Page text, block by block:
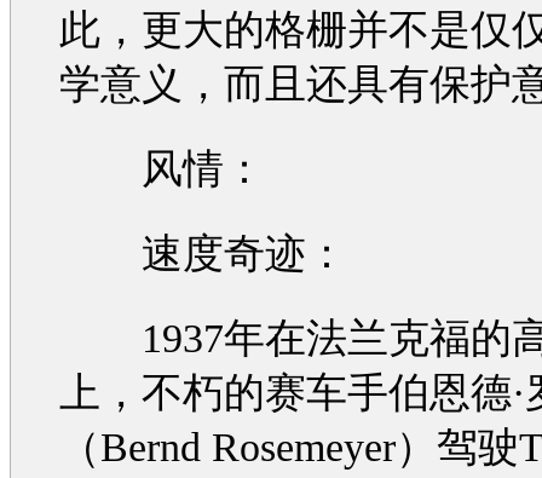
此，更大的格栅并不是仅
学意义，而且还具有保护
风情：
速度奇迹：
1937年在法兰克福的
上，不朽的赛车手伯恩德
（Bernd Rosemeyer）驾驶